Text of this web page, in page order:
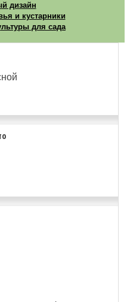
дизайн
и кустарники
для сада